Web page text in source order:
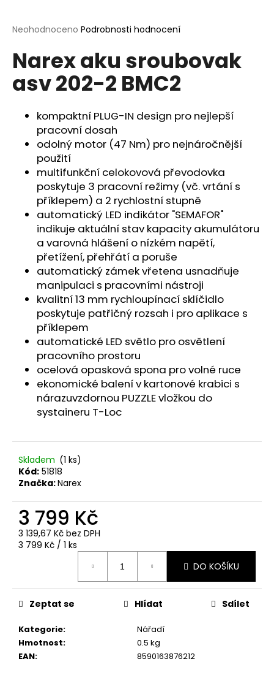
Průměrné
produktu
je
z
hvězdiček.
Neohodnoceno Podrobnosti hodnocení
Narex aku sroubovak
asv 202-2 BMC2
kompaktní PLUG-IN design pro nejlepší
pracovní dosah
odolný motor (47 Nm) pro nejnáročnější
použití
multifunkční celokovová převodovka
poskytuje 3 pracovní režimy (vč. vrtání s
příklepem) a 2 rychlostní stupně
automatický LED indikátor "SEMAFOR"
indikuje aktuální stav kapacity akumulátoru
a varovná hlášení o nízkém napětí,
přetížení, přehřátí a poruše
automatický zámek vřetena usnadňuje
manipulaci s pracovními nástroji
kvalitní 13 mm rychloupínací sklíčidlo
poskytuje patřičný rozsah i pro aplikace s
příklepem
automatické LED světlo pro osvětlení
pracovního prostoru
ocelová opasková spona pro volné ruce
ekonomické balení v kartonové krabici s
nárazuvzdornou PUZZLE vložkou do
systaineru T-Loc
Skladem (1 ks)
Kód: 51818
Značka:Narex
3 799 Kč
3 139,67 Kč bez DPH
Měrná
3 799 Kč / 1 ks
DO KOŠÍKU
Kategorie:
Nářadí
Hmotnost:
0.5 kg
EAN: 8590163876212
Zeptat se Hlídat Sdílet
j
t
?
HLEDAT